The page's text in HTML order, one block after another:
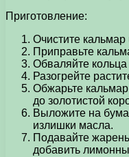
Приготовление:
Очистите кальмар
Приправьте
Обваляйте
Разогрейте
Обжарьте
до золотистой
Выложите на
излишки масла.
Подавайте
добавить